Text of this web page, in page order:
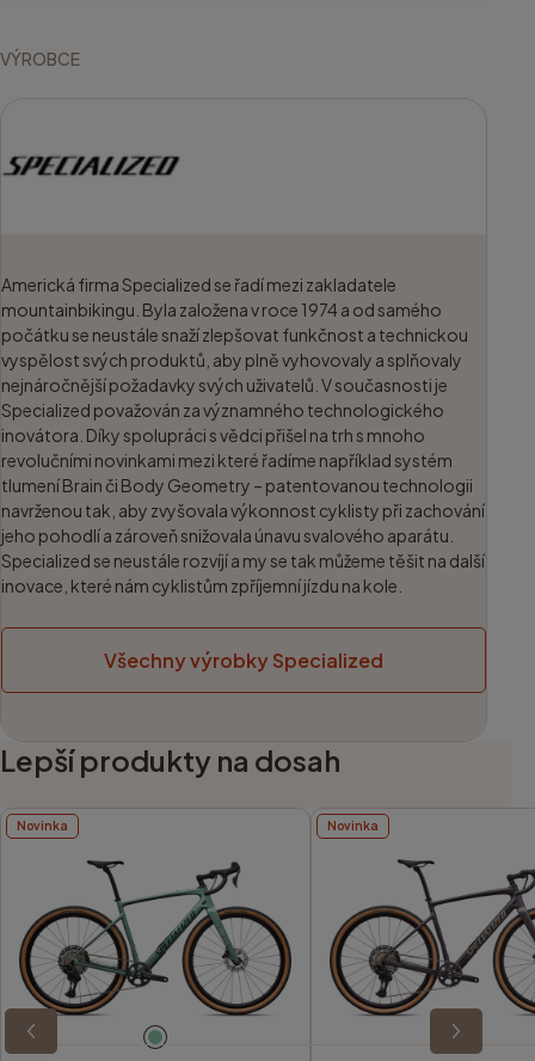
VÝROBCE
Americká firma Specialized se řadí mezi zakladatele
mountainbikingu. Byla založena v roce 1974 a od samého
počátku se neustále snaží zlepšovat funkčnost a technickou
vyspělost svých produktů, aby plně vyhovovaly a splňovaly
nejnáročnější požadavky svých uživatelů. V současnosti je
Specialized považován za významného technologického
inovátora. Díky spolupráci s vědci přišel na trh s mnoho
revolučními novinkami mezi které řadíme například systém
tlumení Brain či Body Geometry – patentovanou technologii
navrženou tak, aby zvyšovala výkonnost cyklisty při zachování
jeho pohodlí a zároveň snižovala únavu svalového aparátu.
Specialized se neustále rozvíjí a my se tak můžeme těšit na další
inovace, které nám cyklistům zpříjemní jízdu na kole.
Všechny výrobky Specialized
Lepší produkty na dosah
Novinka Novinka